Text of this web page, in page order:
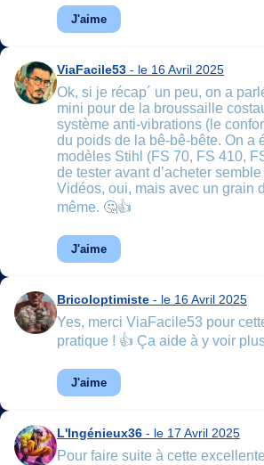
J'aime
ViaFacile53 - le 16 Avril 2025
Ok, si je récap´ un peu, on a
mini pour de la broussaille
système anti-vibrations (le
du poids de la bê-bê-bête. On a
modèles Stihl (FS 70, FS 410,
de tester avant d’acheter
Vidéos, oui, mais avec un grain
même. 🤔👍
J'aime
Bricoloptimiste - le 16 Avril 2025
Yes, merci ViaFacile53 pour
pratique ! 👍 Ça aide à y voir
J'aime
L'Ingénieux36 - le 17 Avril 2025
Pour faire suite à cette